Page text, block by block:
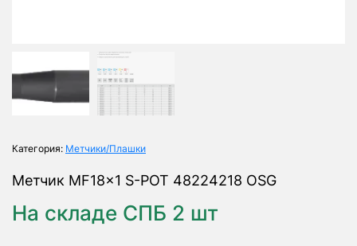
Категория: Метчики/Плашки
Метчик MF18x1 S-POT 48224218 OSG
На складе СПБ 2 шт